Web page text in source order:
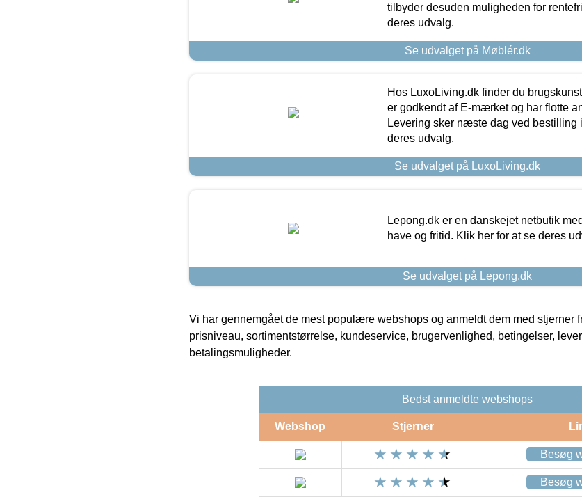
tilbyder desuden muligheden for
deres udvalg.
Se udvalget på Møblér.dk
Hos LuxoLiving.dk finder du
er godkendt af E-mærket og har flotte
Levering sker næste dag ved bestilling
deres udvalg.
Se udvalget på LuxoLiving.dk
Lepong.dk er en danskejet netbutik
have og fritid. Klik her for at se deres
Se udvalget på Lepong.dk
Vi har gennemgået de mest populære webshops og anmeldt dem med stjerner
prisniveau, sortimentstørrelse, kundeservice, brugervenlighed, betingelser,
betalingsmuligheder.
Bedst anmeldte webshops
Webshop Stjerner
Besøg
Besøg